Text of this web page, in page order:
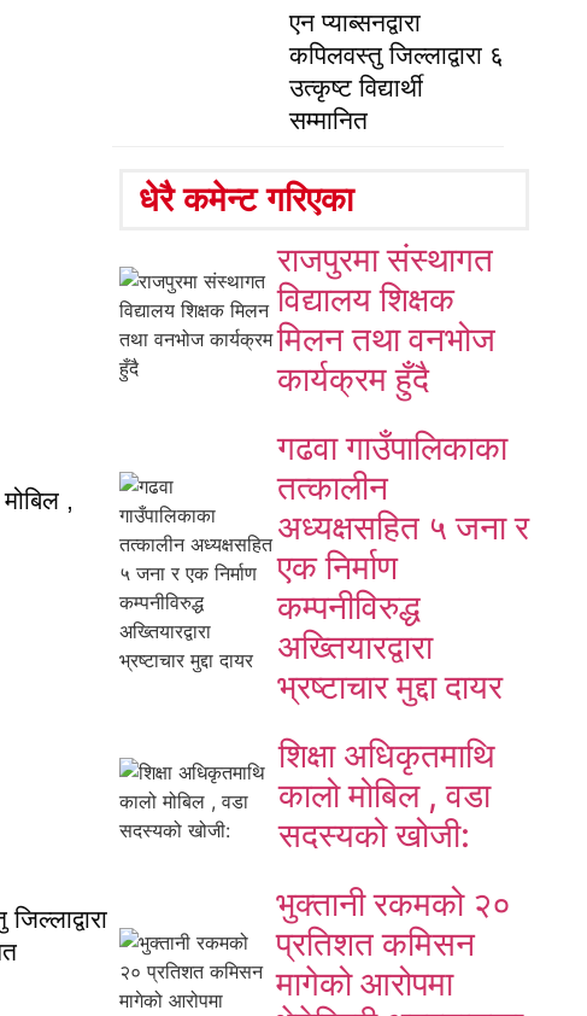
एन प्याब्सनद्वारा
कपिलवस्तु जिल्लाद्वारा ६
उत्कृष्ट विद्यार्थी
सम्मानित
,
धेरै कमेन्ट गरिएका
राजपुरमा संस्थागत
विद्यालय शिक्षक
मिलन तथा वनभोज
कार्यक्रम हुँदै
गढवा गाउँपालिकाका
तत्कालीन
अध्यक्षसहित ५ जना र
एक निर्माण
कम्पनीविरुद्ध
अख्तियारद्वारा
भ्रष्टाचार मुद्दा दायर
शिक्षा अधिकृतमाथि
कालो मोबिल , वडा
सदस्यको खोजी:
भुक्तानी रकमको २०
प्रतिशत कमिसन
मागेको आरोपमा